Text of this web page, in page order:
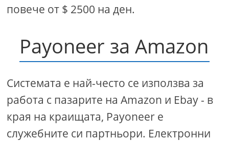
повече от $ 2500 на ден.
Payoneer за Amazon
Системата е най-често се използва за
работа с пазарите на Amazon и Ebay - в
края на краищата, Payoneer е
служебните си партньори. Електронни